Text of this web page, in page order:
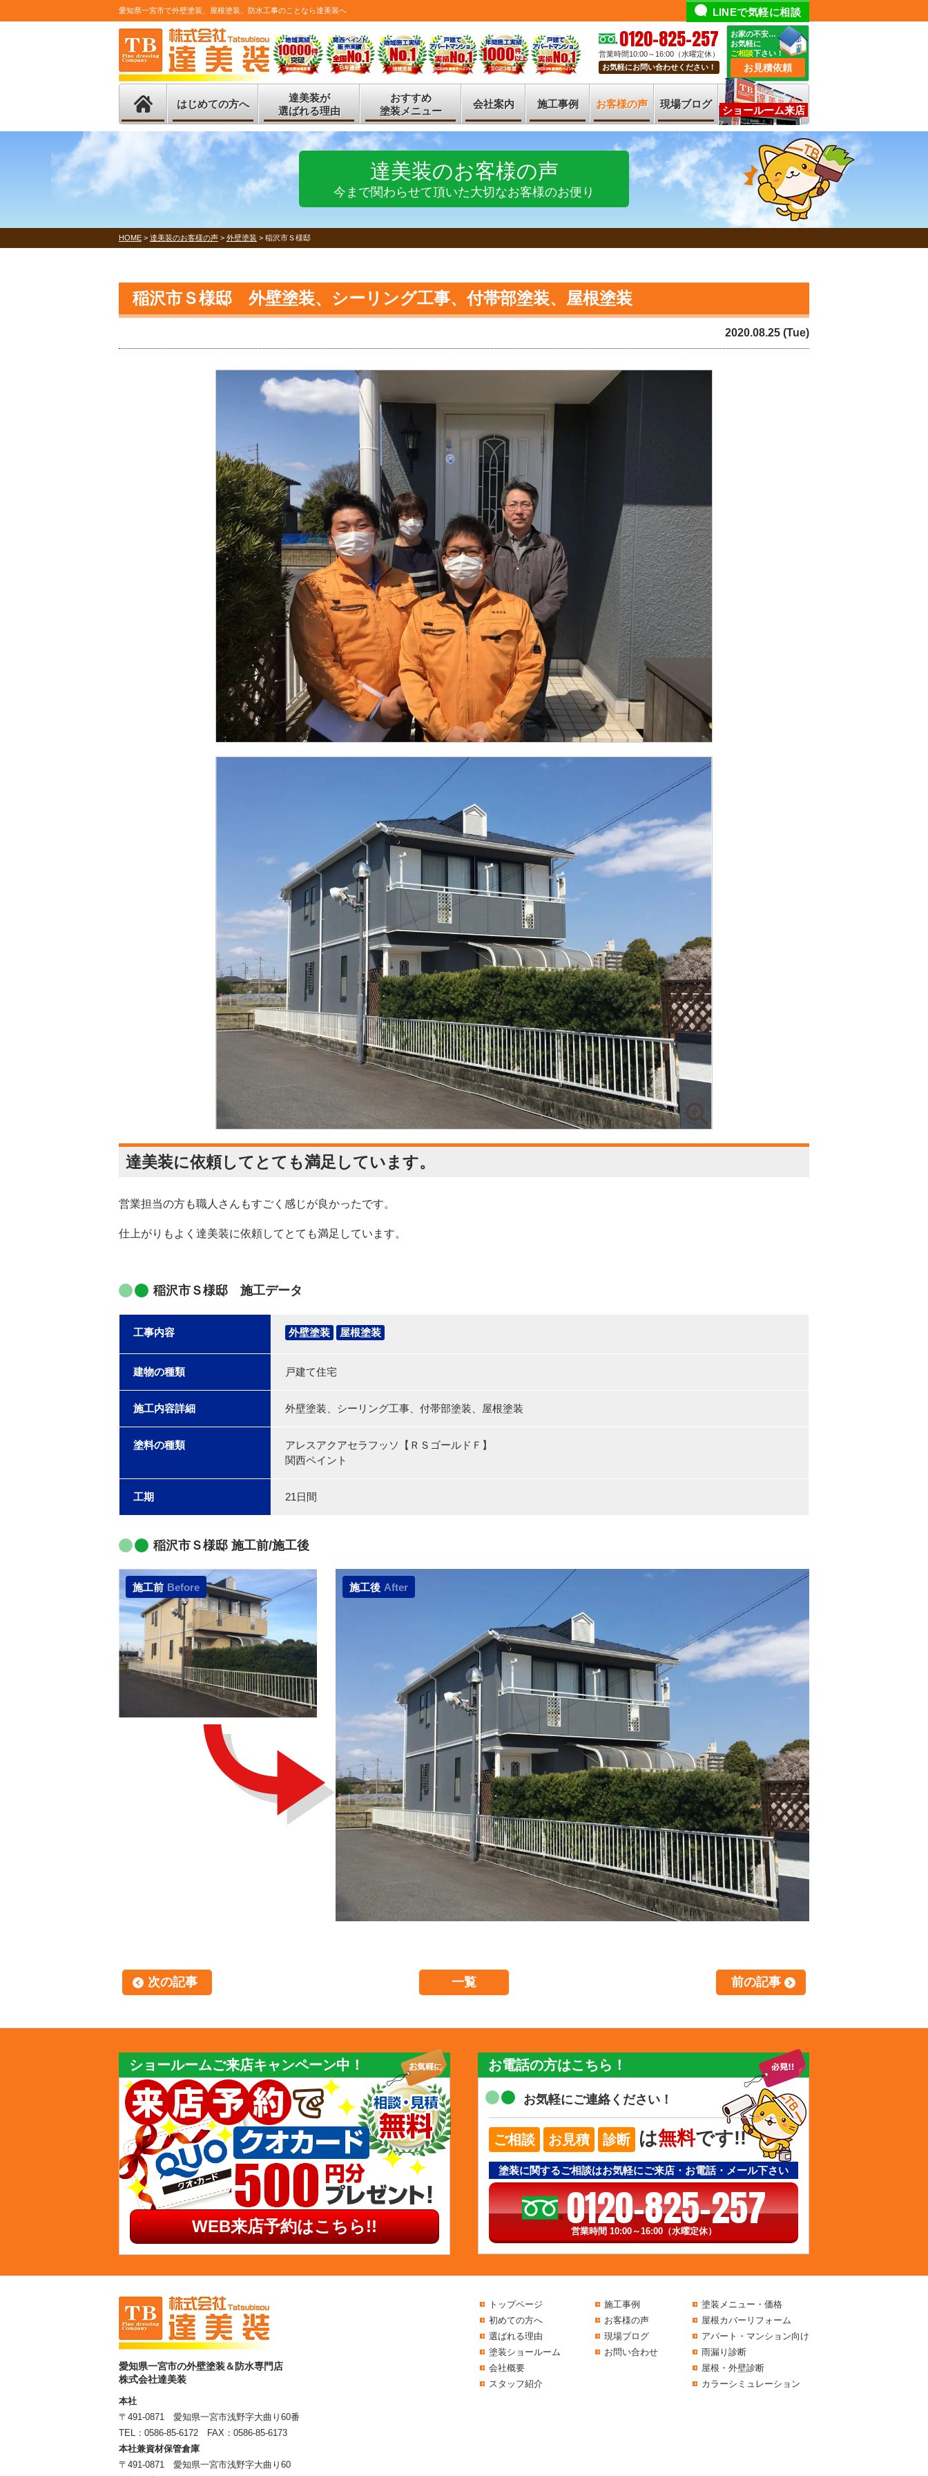
愛知県一宮市で外壁塗装、屋根塗装、防水工事のことなら達美装へ LINEで気軽に相談
0120-825-257
営業時間10:00～16:00（水曜定休）
お気軽にお問い合わせください！
お家の不安…
お気軽に
ご相談下さい！
お見積依頼
はじめての方へ
達美装が
選ばれる理由
おすすめ
塗装メニュー
会社案内 施工事例 お客様の声 現場ブログ
ショールーム来店
達美装のお客様の声
今まで関わらせて頂いた大切なお客様のお便り
HOME > 達美装のお客様の声 > 外壁塗装 > 稲沢市Ｓ様邸
稲沢市Ｓ様邸 外壁塗装、シーリング工事、付帯部塗装、屋根塗装
2020.08.25 (Tue)
達美装に依頼してとても満足しています。
営業担当の方も職人さんもすごく感じが良かったです。
仕上がりもよく達美装に依頼してとても満足しています。
稲沢市Ｓ様邸 施工データ
工事内容 外壁塗装 屋根塗装
建物の種類 戸建て住宅
施工内容詳細 外壁塗装、シーリング工事、付帯部塗装、屋根塗装
塗料の種類
アレスアクアセラフッソ【ＲＳゴールドＦ】
関西ペイント
工期 21日間
稲沢市Ｓ様邸 施工前/施工後
施工後 After
施工前 Before
次の記事 一覧 前の記事
ショールームご来店キャンペーン中！
WEB来店予約はこちら!!
お電話の方はこちら！
お気軽にご連絡ください！
ご相談 お見積 診断 は無料です!!
塗装に関するご相談はお気軽にご来店・お電話・メール下さい
0120-825-257
営業時間 10:00～16:00（水曜定休）
愛知県一宮市の外壁塗装＆防水専門店
株式会社達美装
本社
〒491-0871 愛知県一宮市浅野字大曲り60番
TEL： 0586-85-6172 FAX：0586-85-6173
本社兼資材保管倉庫
〒491-0871 愛知県一宮市浅野字大曲り60
トップページ
初めての方へ
選ばれる理由
塗装ショールーム
会社概要
スタッフ紹介
施工事例
お客様の声
現場ブログ
お問い合わせ
塗装メニュー・価格
屋根カバーリフォーム
アパート・マンション向け
雨漏り診断
屋根・外壁診断
カラーシミュレーション